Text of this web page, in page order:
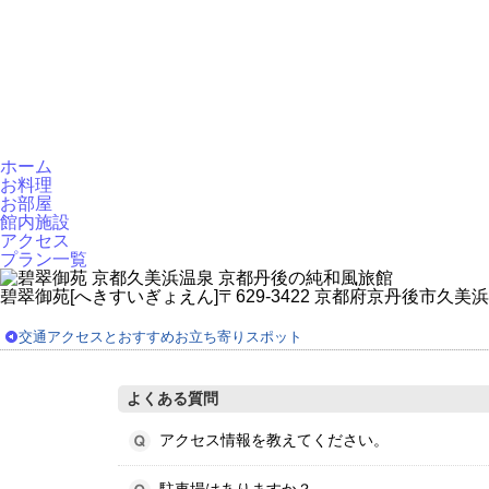
ホーム
お料理
お部屋
館内施設
アクセス
プラン一覧
碧翠御苑[へきすいぎょえん]〒629-3422 京都府京丹後市久美
交通アクセスとおすすめお立ち寄りスポット
よくある質問
アクセス情報を教えてください。